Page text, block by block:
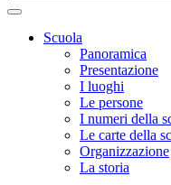
Scuola
Panoramica
Presentazione
I luoghi
Le persone
I numeri della
Le carte della
Organizzazione
La storia